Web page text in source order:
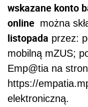
wskazane konto
online można
listopada przez:
mobilną mZUS;
Emp@tia na
https://
elektroniczną.